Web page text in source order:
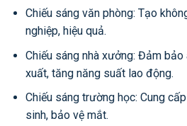
Chiếu sáng văn phòng: Tạo
nghiệp, hiệu quả.
Chiếu sáng nhà xưởng: Đảm
xuất, tăng năng suất lao động.
Chiếu sáng trường học: Cung
sinh, bảo vệ mắt.